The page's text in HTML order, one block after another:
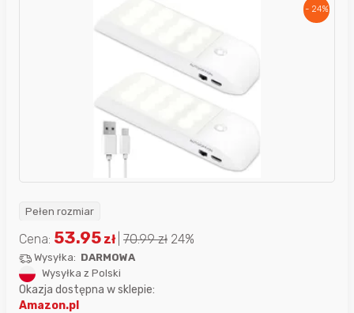
- 24%
Pełen rozmiar
Cena: 53.95 zł 70.99zł 24%
Wysyłka: DARMOWA
Wysyłka z Polski
Okazja dostępna w sklepie:
Amazon.pl